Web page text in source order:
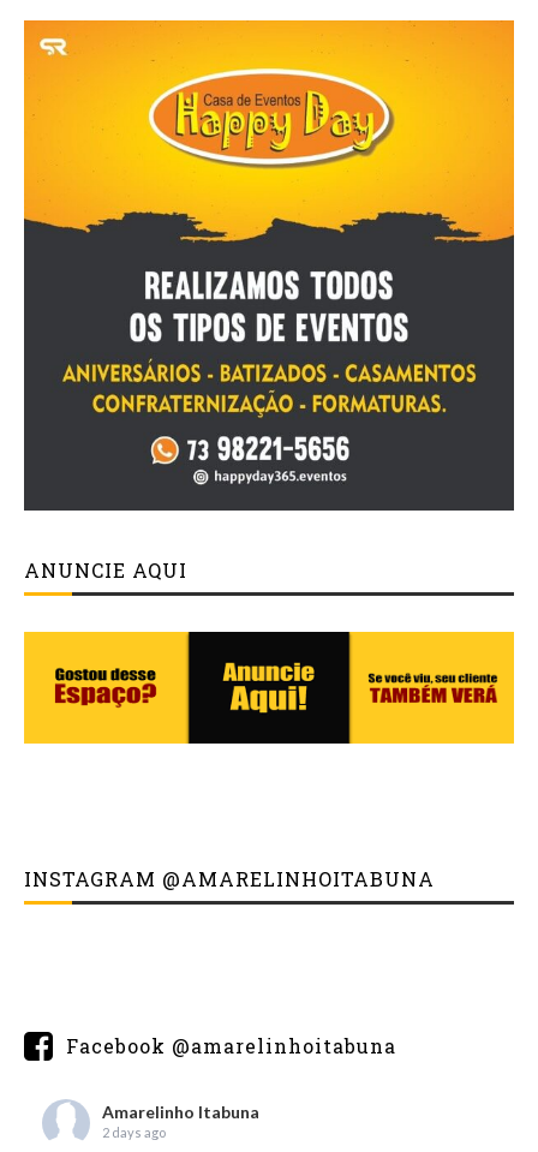
ANUNCIE AQUI
INSTAGRAM @AMARELINHOITABUNA
Facebook @amarelinhoitabuna
Amarelinho Itabuna
2 days ago